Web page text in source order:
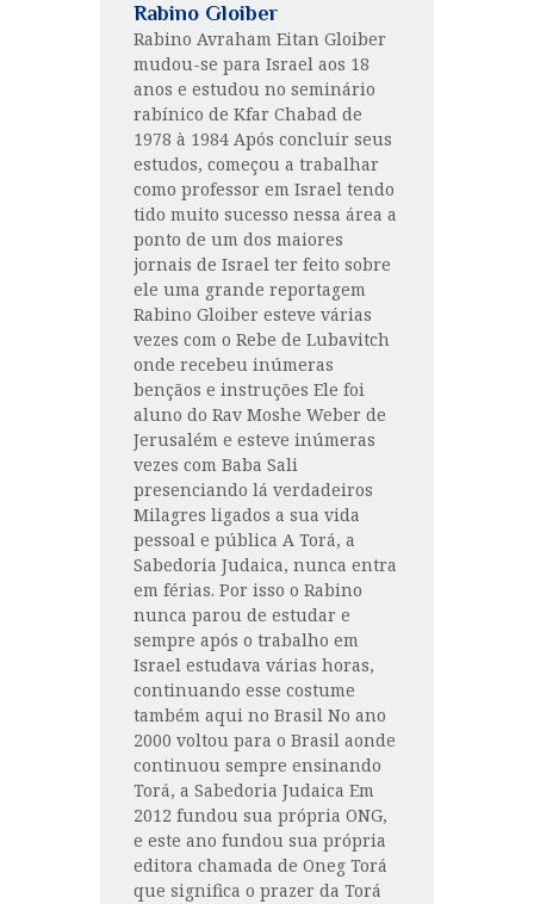
Rabino Gloiber
Rabino Avraham Eitan Gloiber
mudou-se para Israel aos 18
anos e estudou no seminário
rabínico de Kfar Chabad de
1978 à 1984 Após concluir seus
estudos, começou a trabalhar
como professor em Israel tendo
tido muito sucesso nessa área a
ponto de um dos maiores
jornais de Israel ter feito sobre
ele uma grande reportagem
Rabino Gloiber esteve várias
vezes com o Rebe de Lubavitch
onde recebeu inúmeras
bençãos e instruções Ele foi
aluno do Rav Moshe Weber de
Jerusalém e esteve inúmeras
vezes com Baba Sali
presenciando lá verdadeiros
Milagres ligados a sua vida
pessoal e pública A Torá, a
Sabedoria Judaica, nunca entra
em férias. Por isso o Rabino
nunca parou de estudar e
sempre após o trabalho em
Israel estudava várias horas,
continuando esse costume
também aqui no Brasil No ano
2000 voltou para o Brasil aonde
continuou sempre ensinando
Torá, a Sabedoria Judaica Em
2012 fundou sua própria ONG,
e este ano fundou sua própria
editora chamada de Oneg Torá
que significa o prazer da Torá